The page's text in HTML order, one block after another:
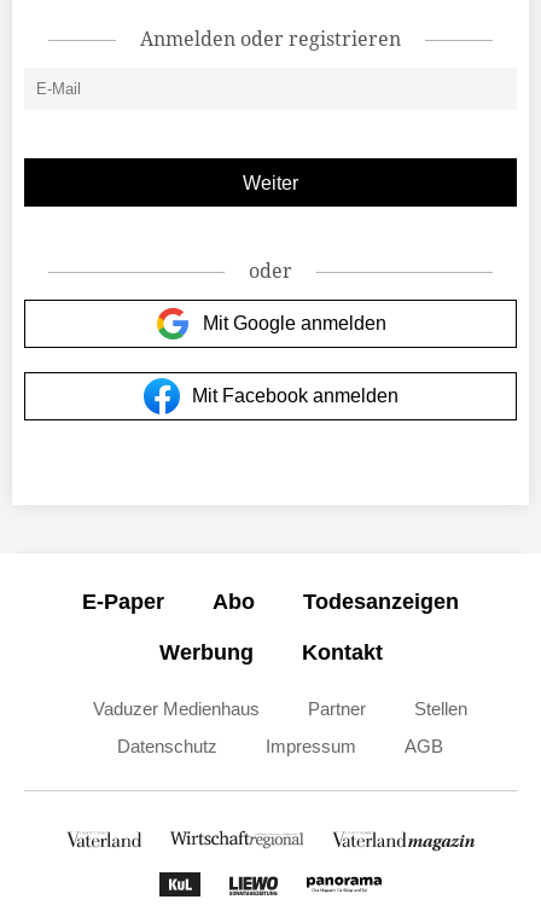
Anmelden oder registrieren
oder
Mit Google anmelden
Mit Facebook anmelden
E-Paper Abo Todesanzeigen
Werbung Kontakt
Vaduzer Medienhaus Partner
Stellen
Datenschutz
Impressum AGB